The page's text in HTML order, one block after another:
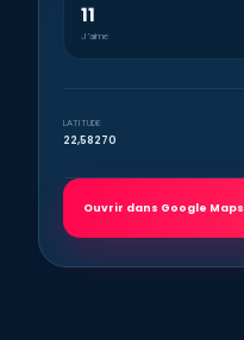
11
J’aime
LATITUDE
22,58270
Ouvrir dans Google Maps